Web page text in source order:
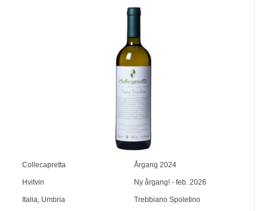
Collecapretta Årgang 2024
Hvitvin Ny årgang! - feb. 2026
Italia, Umbria Trebbiano Spoletino